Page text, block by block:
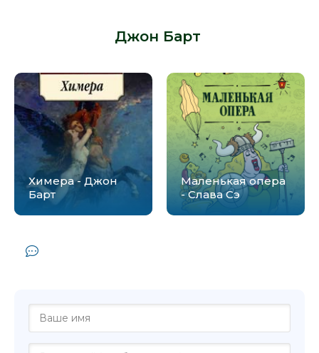
Джон Барт
Химера - Джон
Барт
Маленькая опера
- Слава Сэ